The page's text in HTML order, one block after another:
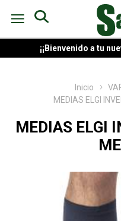
¡¡Bienvenido a tu
Inicio
MEDIAS ELGI
MEDIAS ELGI